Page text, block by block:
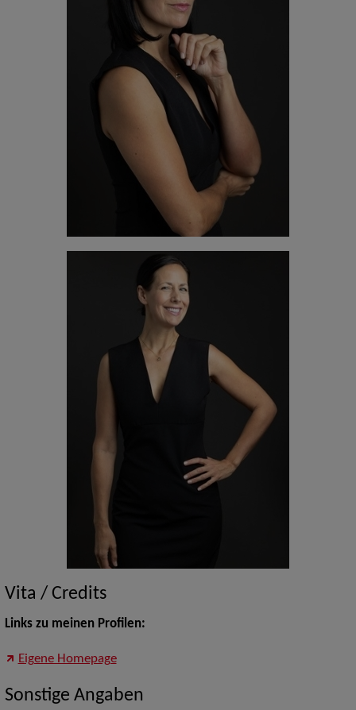
Vita / Credits
Links zu meinen Profilen:
Eigene Homepage
Sonstige Angaben